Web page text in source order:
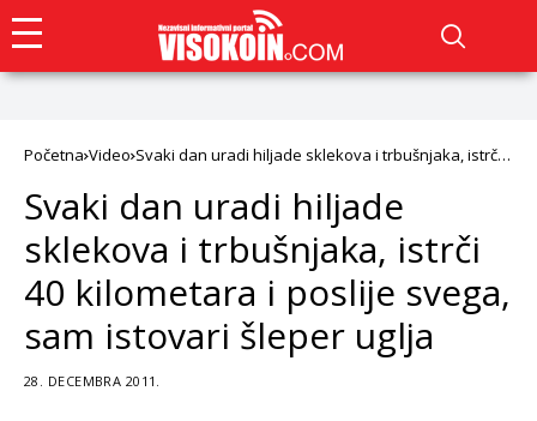
Početna Video Svaki dan uradi hiljade sklekova i trbušnjaka, istrči
uglja
Svaki dan uradi hiljade
sklekova i trbušnjaka, istrči
40 kilometara i poslije svega,
sam istovari šleper uglja
28. DECEMBRA 2011.